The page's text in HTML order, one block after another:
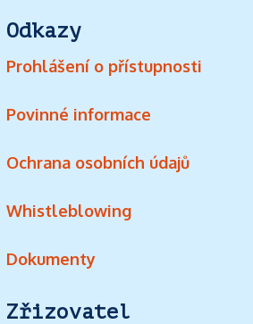
Odkazy
Prohlášení o přístupnosti
Povinné informace
Ochrana osobních údajů
Whistleblowing
Dokumenty
Zřizovatel